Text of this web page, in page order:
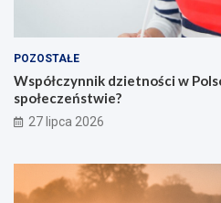
POZOSTAŁE
Współczynnik dzietności w
społeczeństwie?
27 lipca 2026